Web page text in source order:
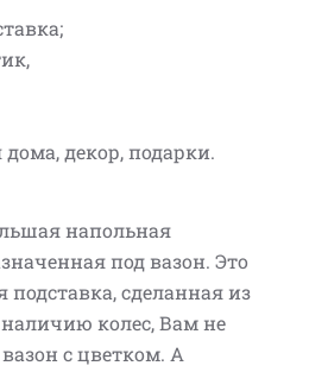
декор, подарки.
напольная
под вазон. Это
сделанная из
колес, Вам не
с цветком. А